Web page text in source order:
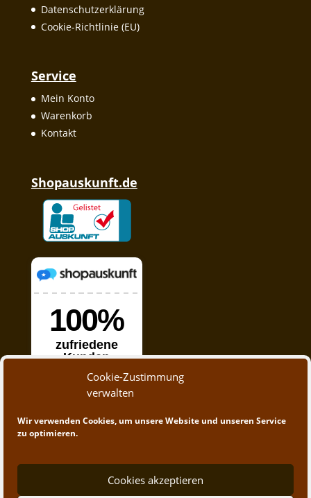
Cookie-Zustimmung
verwalten
Wir verwenden Cookies, um unsere Website und unseren Service
zu optimieren.
Cookies akzeptieren
Datenschutzerklärung
Cookie-Richtlinie (EU)
Service
Mein Konto
Warenkorb
Kontakt
Shopauskunft.de